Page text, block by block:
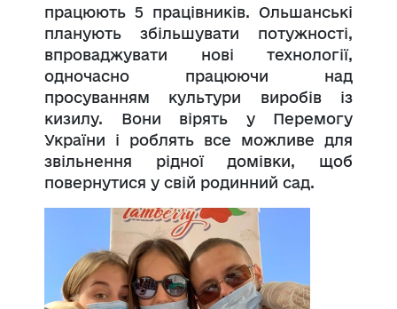
працюють 5 працівників. Ольшанські
планують збільшувати потужності,
впроваджувати нові технології,
одночасно працюючи над
просуванням культури виробів із
кизилу. Вони вірять у Перемогу
України і роблять все можливе для
звільнення рідної домівки, щоб
повернутися у свій родинний сад.